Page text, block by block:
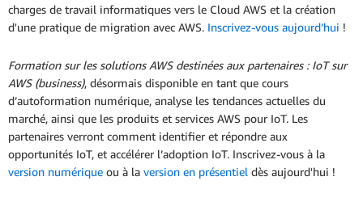
charges de travail informatiques vers le Cloud AWS et la création
d'une pratique de migration avec AWS. Inscrivez-vous aujourd’hui !
Formation sur les solutions AWS destinées aux partenaires : IoT sur
AWS (business), désormais disponible en tant que cours
d’autoformation numérique, analyse les tendances actuelles du
marché, ainsi que les produits et services AWS pour IoT. Les
partenaires verront comment identifier et répondre aux
opportunités IoT, et accélérer l’adoption IoT. Inscrivez-vous à la
version numérique ou à la version en présentiel dès aujourd'hui !